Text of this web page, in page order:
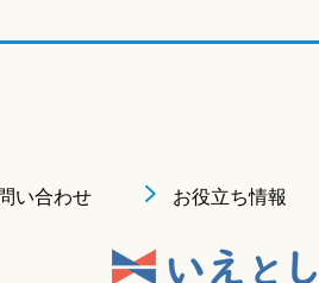
い合わせ お役立ち情報